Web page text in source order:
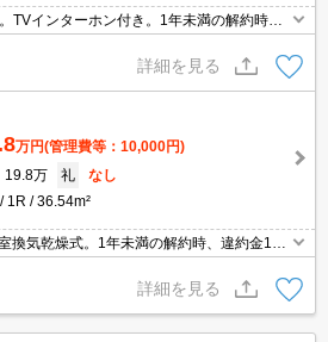
TVインターホン付き。1年未満の解約時、
去時、清掃費66,440円(エアコン洗浄代含
保証料賃料の50%、月次保証料1%)。
詳細を見る
万円(管理費等：10,000円)
19.8万 礼
なし
1R 36.54m²
換気乾燥式。1年未満の解約時、違約金1ヶ
賃の0.55ヵ月分。人気のオートロック付マ
費49,550円(エアコン洗浄代含む)。
詳細を見る